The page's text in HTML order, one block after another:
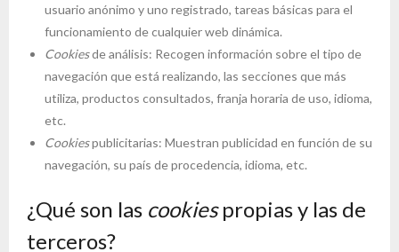
usuario anónimo y uno registrado, tareas básicas para el
funcionamiento de cualquier web dinámica.
Cookiesde análisis: Recogen información sobre el tipo de
navegación que está realizando, las secciones que más
utiliza, productos consultados, franja horaria de uso, idioma,
etc.
Cookiespublicitarias: Muestran publicidad en función de su
navegación, su país de procedencia, idioma, etc.
¿Qué son las cookiespropias y las de
terceros?